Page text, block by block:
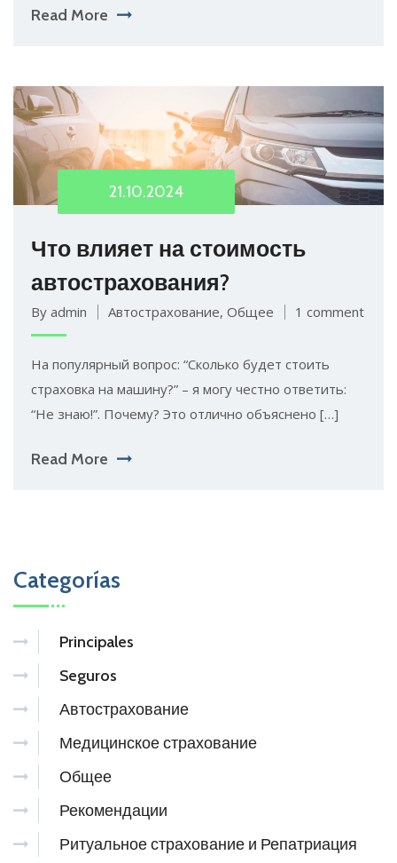
Read More
21.10.2024
Что влияет на стоимость
автострахования?
By admin Автострахование, Общее 1 comment
На популярный вопрос: “Сколько будет стоить
страховка на машину?” – я могу честно ответить:
“Не знаю!”. Почему? Это отлично объяснено […]
Read More
Categorías
Principales
Seguros
Автострахование
Медицинское страхование
Общее
Рекомендации
Ритуальное страхование и Репатриация